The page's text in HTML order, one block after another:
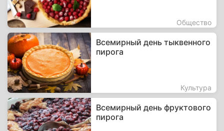
Общество
Всемирный день тыквенного
пирога
Культура
Всемирный день фруктового
пирога